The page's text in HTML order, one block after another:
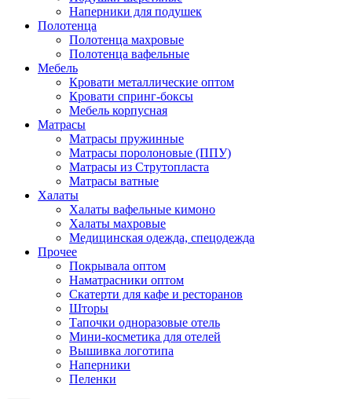
Наперники для подушек
Полотенца
Полотенца махровые
Полотенца вафельные
Мебель
Кровати металлические оптом
Кровати спринг-боксы
Мебель корпусная
Матрасы
Матрасы пружинные
Матрасы поролоновые (ППУ)
Матрасы из Струтопласта
Матрасы ватные
Халаты
Халаты вафельные кимоно
Халаты махровые
Медицинская одежда, спецодежда
Прочее
Покрывала оптом
Наматрасники оптом
Скатерти для кафе и ресторанов
Шторы
Тапочки одноразовые отель
Мини-косметика для отелей
Вышивка логотипа
Наперники
Пеленки